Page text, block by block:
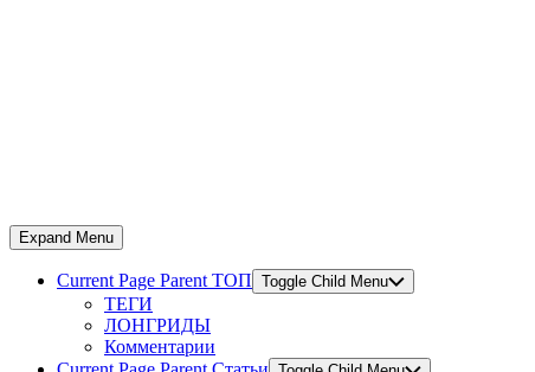
Expand Menu
Current Page Parent ТОП Toggle Child Menu
ТЕГИ
ЛОНГРИДЫ
Комментарии